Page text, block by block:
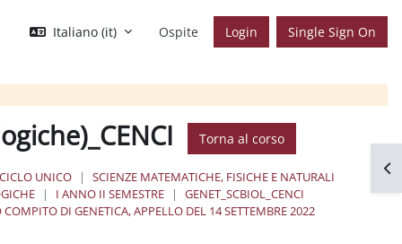
Italiano ‎(it)‎ Ospite Login Single Sign On
Torna al corso
UNICO
SCIENZE MATEMATICHE, FISICHE E NATURALI
I ANNO II SEMESTRE
GENET_SCBIOL_CENCI
COMPITO DI GENETICA, APPELLO DEL 14 SETTEMBRE 2022